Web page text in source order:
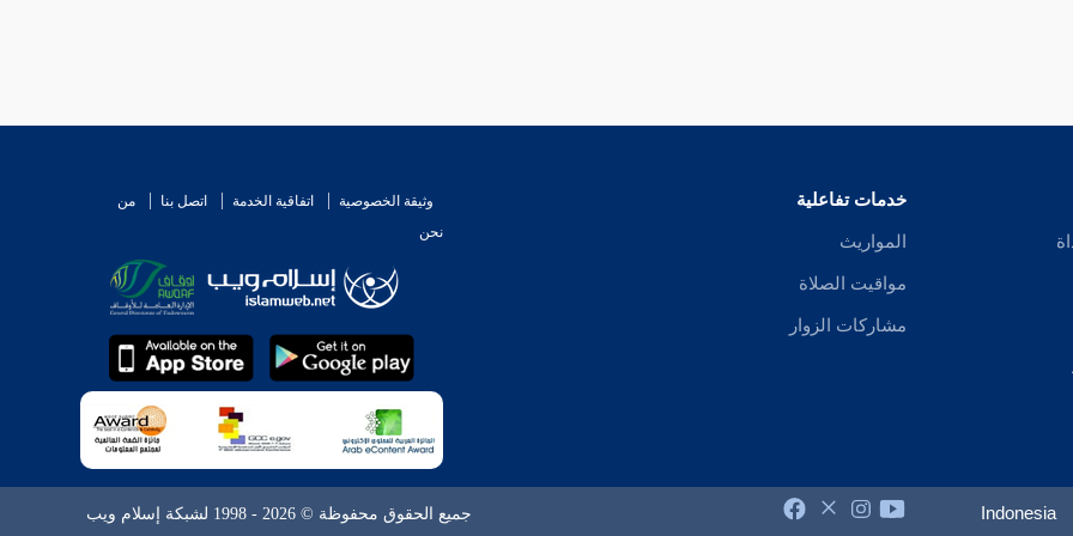
خدمات تفاعلية
المواريث
مواقيت الصلاة
مشاركات الزوار
وثيقة الخصوصية اتفاقية الخدمة اتصل بنا
من
نحن
Indonesia جميع الحقوق محفوظة © 2026 - 1998 لشبكة إسلام ويب